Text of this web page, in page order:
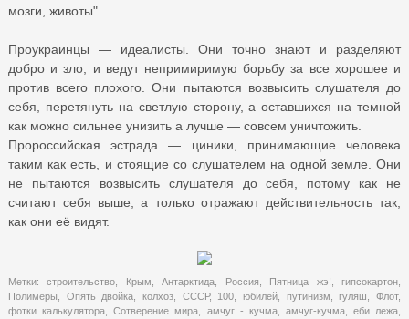
мозги, животы"
Проукраинцы — идеалисты. Они точно знают и разделяют
добро и зло, и ведут непримиримую борьбу за все хорошее и
против всего плохого. Они пытаются возвысить слушателя до
себя, перетянуть на светлую сторону, а оставшихся на темной
как можно сильнее унизить а лучше — совсем уничтожить.
Пророссийская эстрада — циники, принимающие человека
таким как есть, и стоящие со слушателем на одной земле. Они
не пытаются возвысить слушателя до себя, потому как не
считают себя выше, а только отражают действительность так,
как они её видят.
Метки:строительство Крым ,Антарктида Россия Пятница жэ! ,гипсокартон
Полимеры
Опять двойка ,колхоз СССР, 100 ,юбилей путинизм ,гуляш ,Флот,
фотки калькулятора ,Сотверение мира амчуг - кучма, амчуг-кучма, еби лежа